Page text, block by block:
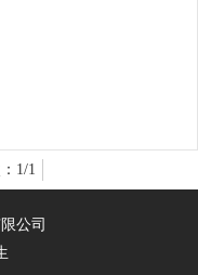
1/1
公司